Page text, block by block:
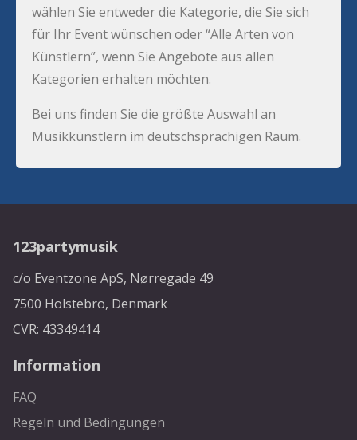
wählen Sie entweder die Kategorie, die Sie sich
für Ihr Event wünschen oder “Alle Arten von
Künstlern”, wenn Sie Angebote aus allen
Kategorien erhalten möchten.
Bei uns finden Sie die größte Auswahl an
Musikkünstlern im deutschsprachigen Raum.
123partymusik
c/o Eventzone ApS, Nørregade 49
7500 Holstebro, Denmark
CVR: 43349414
Information
FAQ
Regeln und Bedingungen